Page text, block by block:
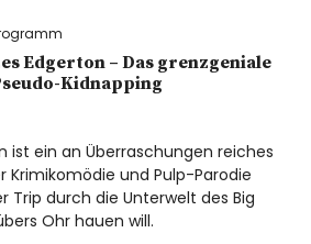
Edgerton – Das grenzgeniale
Kidnapping
ist ein an Überraschungen reiches
Krimikomödie und Pulp-Parodie
Trip durch die Unterwelt des Big
Ohr hauen will.